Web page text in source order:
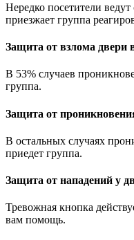
Нередко посетители
приезжает группа
Защита от взлома двери
В 53% случаев
группа.
Защита от
В остальных случаях
приедет группа.
Защита от нападений у
Тревожная кнопка
вам помощь.